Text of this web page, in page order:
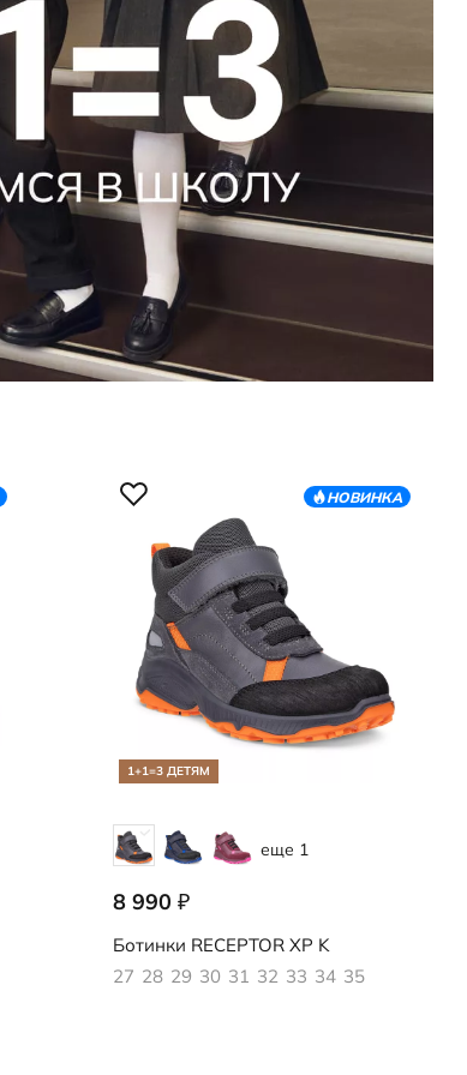
НОВИНКА
1+1=3 ДЕТЯМ
еще 1
8 990 ₽
724752/61770
Ботинки RECEPTOR XP K
27 28 29 30 31 32 33 34 35